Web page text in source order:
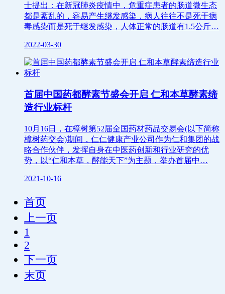
士提出：在新冠肺炎疫情中，危重症患者的肠道微生态
都是紊乱的，容易产生继发感染，病人往往不是死于病
毒感染而是死于继发感染，人体正常的肠道有1.5公斤…
2022-03-30
首届中国药都酵素节盛会开启 仁和本草酵素缔
造行业标杆
10月16日，在樟树第52届全国药材药品交易会(以下简称
樟树药交会)期间，仁仁健康产业公司作为仁和集团的战
略合作伙伴，发挥自身在中医药创新和行业研究的优
势，以“仁和本草，酵能天下”为主题，举办首届中…
2021-10-16
首页
上一页
1
2
下一页
末页